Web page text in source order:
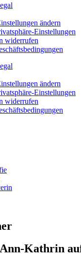
ändern
Einstellungen
widerrufen
ändern
Einstellungen
widerrufen
Kathrin